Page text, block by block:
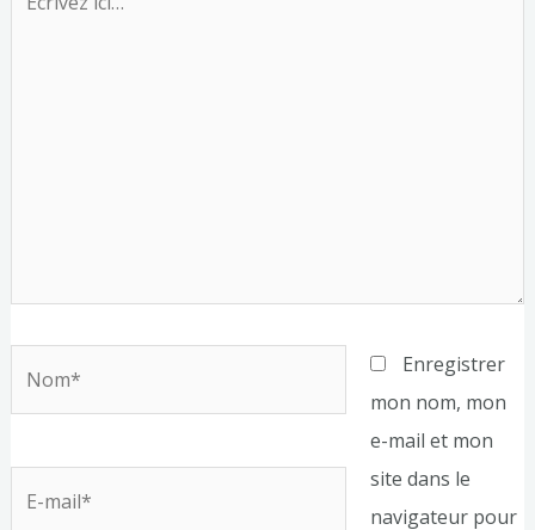
Enregistrer
mon nom, mon
e-mail et mon
site dans le
navigateur pour